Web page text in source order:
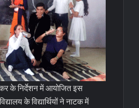
के निर्देशन में आयोजित इस
के विद्यार्थियों ने नाटक में